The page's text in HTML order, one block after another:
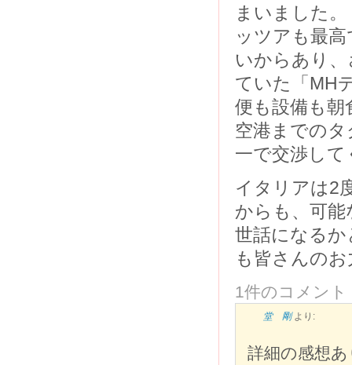
まいました
ッツアも最
いからあり
ていた「MH
便も設備も朝
空港までの
一で交渉し
イタリアは2
からも、可
世話になる
も皆さんの
1件のコメント
堂 剛 より:
詳細の感想